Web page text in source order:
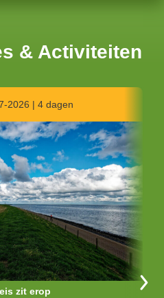
& Activiteiten
05-2025 | 3 dagen
zit erop